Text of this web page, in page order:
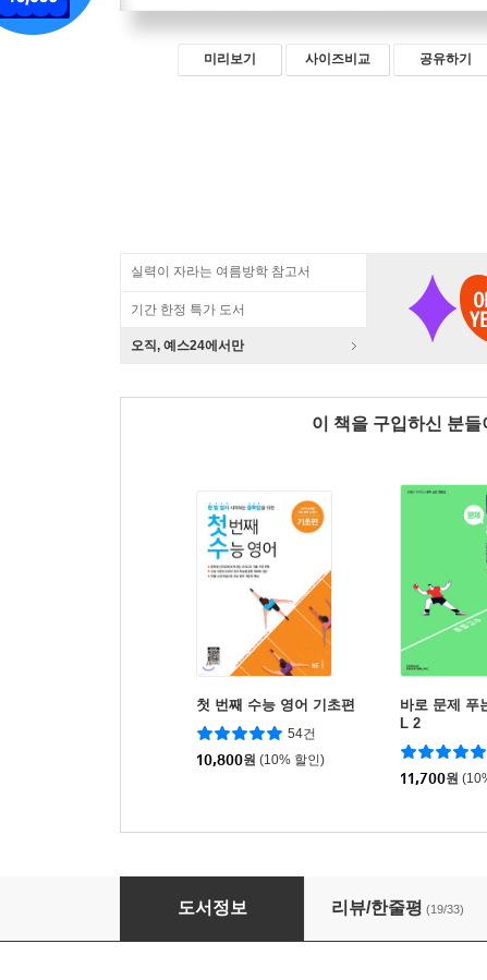
미리보기 사이즈비교 공유하기
실력이 자라는 여름방학 참고서
기간 한정 특가 도서
오직, 예스24에서만
이 책을 구입하신 분들
첫 번째 수능 영어 기초편
54건
10,800원 (10% 할인)
바로 문제 푸
L 2
11,700원
쓰기로 마스터하는 중학 서술형 3학년
도서정보 리뷰/한줄평 (19/33)